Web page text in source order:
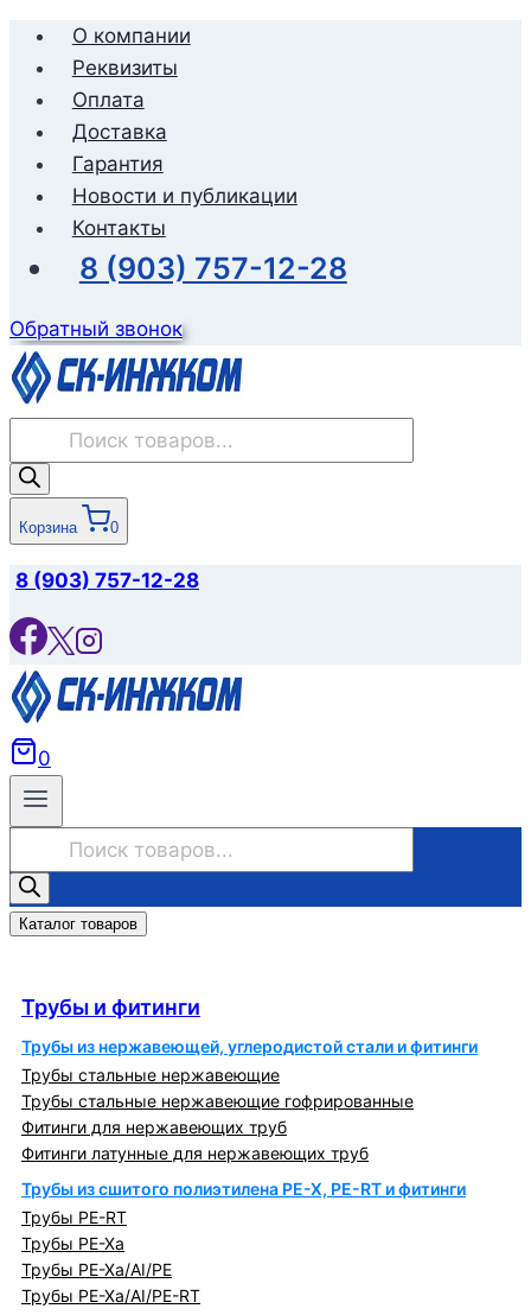
Перейти
содержимому
О компании
Реквизиты
Оплата
Доставка
Гарантия
Новости и публикации
Контакты
8 (903) 757-12-28
Обратный звонок
товаров
Корзина 0
8 (903) 757-12-28
0
товаров
Каталог товаров
Трубы и фитинги
Трубы из нержавеющей, углеродистой стали и фитинги
Трубы стальные нержавеющие
Трубы стальные нержавеющие гофрированные
Фитинги для нержавеющих труб
Фитинги латунные для нержавеющих труб
Трубы из сшитого полиэтилена PE-X, PE-RT и фитинги
Трубы PE-RT
Трубы PE-Xa
Трубы PE-Xa/AI/PE
Трубы PE-Xa/AI/PE-RT